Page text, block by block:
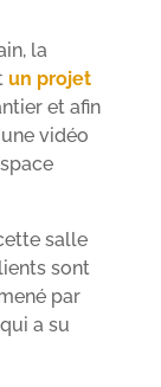
la
un projet
et afin
vidéo
salle
sont
par
a su